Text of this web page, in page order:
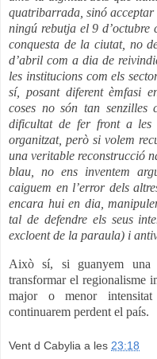
quatribarrada, sinó
ningú rebutja el 9
conquesta de la ciutat, no
d’abril com a dia de
les institucions com els
sí, posant diferent èmfasi
coses no són tan senzilles
dificultat de fer front a les
organitzat, però si volem
una veritable reconstrucció
blau, no ens inventem
caiguem en l’error dels
encara hui en dia,
tal de defendre els seus
excloent de la paraula) i
Això sí, si guanyem una
transformar el regionalisme
major o menor
continuarem perdent el país.
Vent d Cabylia a les 23:18